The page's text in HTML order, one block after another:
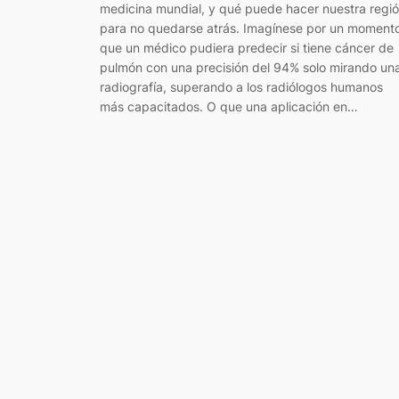
medicina mundial, y qué puede hacer nuestra
para no quedarse atrás. Imagínese por un
que un médico pudiera predecir si tiene cáncer de
pulmón con una precisión del 94% solo mirando
radiografía, superando a los radiólogos humanos
más capacitados. O que una aplicación en…